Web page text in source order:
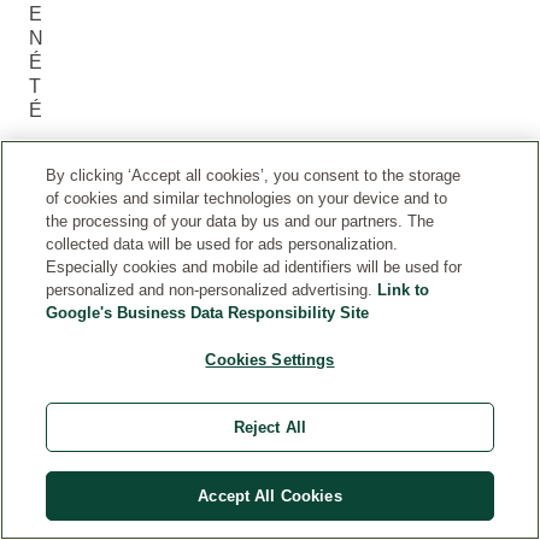
E
N
É
T
É
ou
so
uh
ait
un
By clicking ‘Accept all cookies’, you consent to the storage
of cookies and similar technologies on your device and to
the processing of your data by us and our partners. The
collected data will be used for ads personalization.
Especially cookies and mobile ad identifiers will be used for
personalized and non-personalized advertising. Link to
Google's Business Data Responsibility Site
Cookies Settings
Reject All
Accept All Cookies